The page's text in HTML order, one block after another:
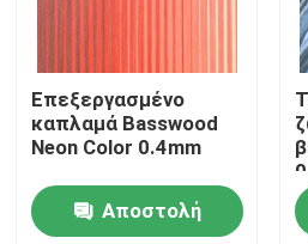
Σπίτι
Επεξεργασμένο
καπλαμά Basswood
Neon Color 0.4mm
Αποστολή